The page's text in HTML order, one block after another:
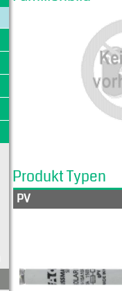
Produkt Typen
PV